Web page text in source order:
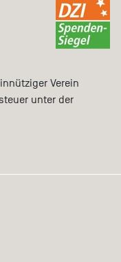
Verein
unter der